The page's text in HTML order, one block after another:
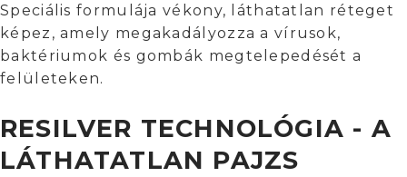
Speciális formulája vékony, láthatatlan réteget
képez, amely megakadályozza a vírusok,
baktériumok és gombák megtelepedését a
felületeken.
RESILVER TECHNOLÓGIA - A
LÁTHATATLAN PAJZS